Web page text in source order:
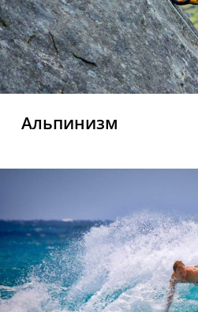
Альпинизм